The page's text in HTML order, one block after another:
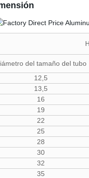
del tamaño del tubo
12,5
13,5
16
19
22
25
28
30
32
35